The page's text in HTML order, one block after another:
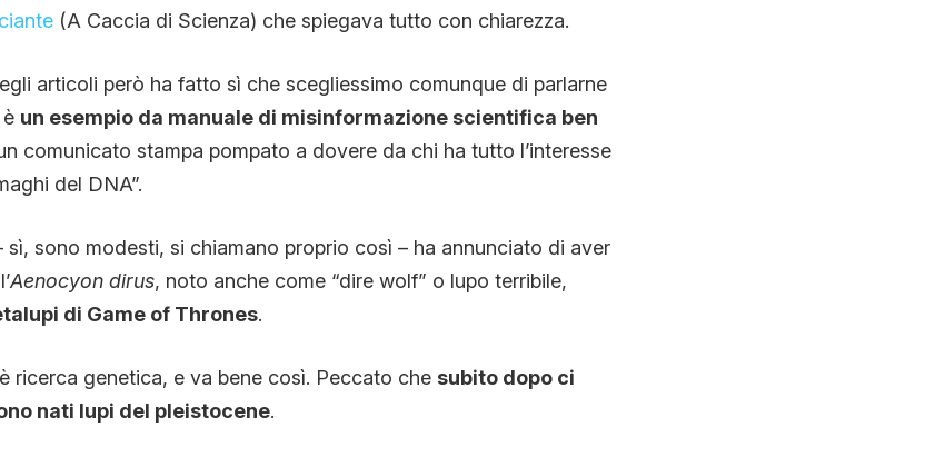
(A Caccia di Scienza) che spiegava tutto con chiarezza.
articoli però ha fatto sì che scegliessimo comunque di parlarne
un esempio da manuale di misinformazione scientifica ben
comunicato stampa pompato a dovere da chi ha tutto l’interesse
del DNA”.
sì, sono modesti, si chiamano proprio così – ha annunciato di aver
Aenocyon dirus, noto anche come “dire wolf” o lupo terribile,
di Game of Thrones.
ricerca genetica, e va bene così. Peccato che subito dopo ci
nati lupi del pleistocene.